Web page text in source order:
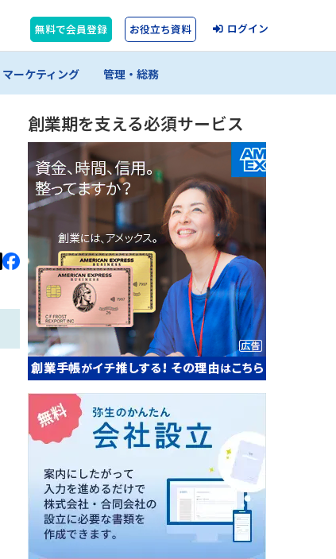
無料で会員登録 お役立ち資料 ログイン
マーケティング 管理・総務
創業期を支える必須サービス